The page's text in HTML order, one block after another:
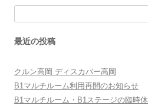
ン
最近の投稿
クルン高岡 ディスカバー高岡
B1マルチルーム利用再開のお知らせ
B1マルチルーム・B1ステージの臨時